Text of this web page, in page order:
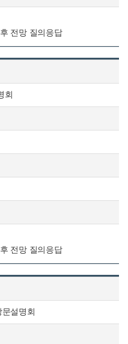
전망 질의응답
회
전망 질의응답
설명회